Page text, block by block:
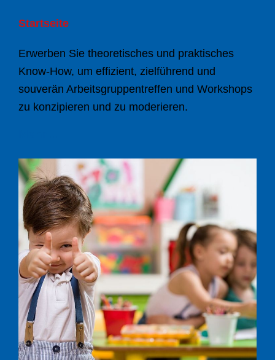
Startseite
Erwerben Sie theoretisches und praktisches
Know-How, um effizient, zielführend und
souverän Arbeitsgruppentreffen und Workshops
zu konzipieren und zu moderieren.